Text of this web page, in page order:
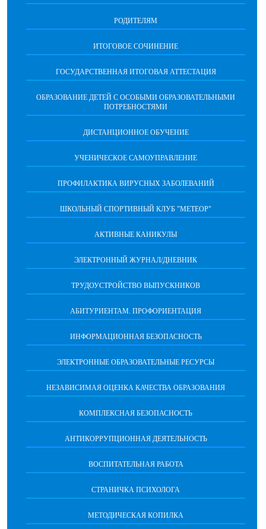
РОДИТЕЛЯМ
ИТОГОВОЕ СОЧИНЕНИЕ
ГОСУДАРСТВЕННАЯ ИТОГОВАЯ АТТЕСТАЦИЯ
ОБРАЗОВАНИЕ ДЕТЕЙ С ОСОБЫМИ ОБРАЗОВАТЕЛЬНЫМИ
ПОТРЕБНОСТЯМИ
ДИСТАНЦИОННОЕ ОБУЧЕНИЕ
УЧЕНИЧЕСКОЕ САМОУПРАВЛЕНИЕ
ПРОФИЛАКТИКА ВИРУСНЫХ ЗАБОЛЕВАНИЙ
ШКОЛЬНЫЙ СПОРТИВНЫЙ КЛУБ "МЕТЕОР"
АКТИВНЫЕ КАНИКУЛЫ
ЭЛЕКТРОННЫЙ ЖУРНАЛ/ДНЕВНИК
ТРУДОУСТРОЙСТВО ВЫПУСКНИКОВ
АБИТУРИЕНТАМ. ПРОФОРИЕНТАЦИЯ
ИНФОРМАЦИОННАЯ БЕЗОПАСНОСТЬ
ЭЛЕКТРОННЫЕ ОБРАЗОВАТЕЛЬНЫЕ РЕСУРСЫ
НЕЗАВИСИМАЯ ОЦЕНКА КАЧЕСТВА ОБРАЗОВАНИЯ
КОМПЛЕКСНАЯ БЕЗОПАСНОСТЬ
АНТИКОРРУПЦИОННАЯ ДЕЯТЕЛЬНОСТЬ
ВОСПИТАТЕЛЬНАЯ РАБОТА
СТРАНИЧКА ПСИХОЛОГА
МЕТОДИЧЕСКАЯ КОПИЛКА